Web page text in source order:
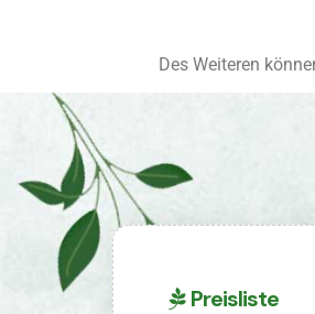
Des Weiteren
Preisliste